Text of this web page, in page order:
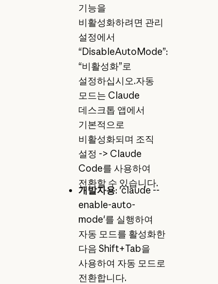
기능을
비활성화하려면 관리
설정에서
“DisableAutoMode”:
“비활성화”로
설정하십시오.자동
모드는 Claude
데스크톱 앱에서
기본적으로
비활성화되며 조직
설정 -> Claude
Code를 사용하여
전환할 수 있습니다.
개발자용: 'claude --
enable-auto-
mode'를 실행하여
자동 모드를 활성화한
다음 Shift+Tab을
사용하여 자동 모드로
전환합니다.